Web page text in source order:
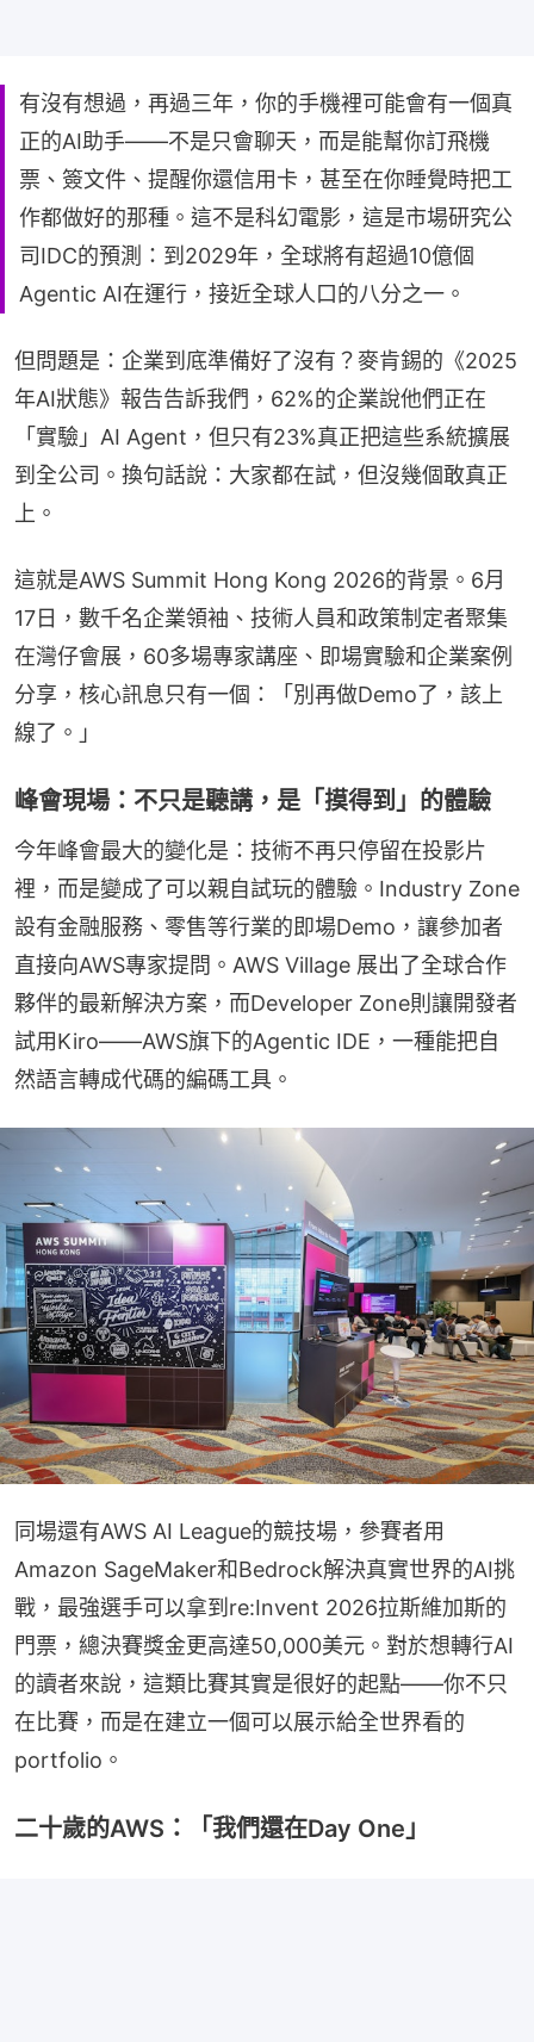
有沒有想過，再過三年，你的手機裡可能會有一個真
正的AI助手——不是只會聊天，而是能幫你訂飛機
票、簽文件、提醒你還信用卡，甚至在你睡覺時把工
作都做好的那種。這不是科幻電影，這是市場研究公
司IDC的預測：到2029年，全球將有超過10億個
Agentic AI在運行，接近全球人口的八分之一。
但問題是：企業到底準備好了沒有？麥肯錫的《2025
年AI狀態》報告告訴我們，62%的企業說他們正在
「實驗」AI Agent，但只有23%真正把這些系統擴展
到全公司。換句話說：大家都在試，但沒幾個敢真正
上。
這就是AWS Summit Hong Kong 2026的背景。6月
17日，數千名企業領袖、技術人員和政策制定者聚集
在灣仔會展，60多場專家講座、即場實驗和企業案例
分享，核心訊息只有一個：「別再做Demo了，該上
線了。」
峰會現場：不只是聽講，是「摸得到」的體驗
今年峰會最大的變化是：技術不再只停留在投影片
裡，而是變成了可以親自試玩的體驗。Industry Zone
設有金融服務、零售等行業的即場Demo，讓參加者
直接向AWS專家提問。AWS Village 展出了全球合作
夥伴的最新解決方案，而Developer Zone則讓開發者
試用Kiro——AWS旗下的Agentic IDE，一種能把自
然語言轉成代碼的編碼工具。
同場還有AWS AI League的競技場，參賽者用
Amazon SageMaker和Bedrock解決真實世界的AI挑
戰，最強選手可以拿到re:Invent 2026拉斯維加斯的
門票，總決賽獎金更高達50,000美元。對於想轉行AI
的讀者來說，這類比賽其實是很好的起點——你不只
在比賽，而是在建立一個可以展示給全世界看的
portfolio。
二十歲的AWS：「我們還在Day One」